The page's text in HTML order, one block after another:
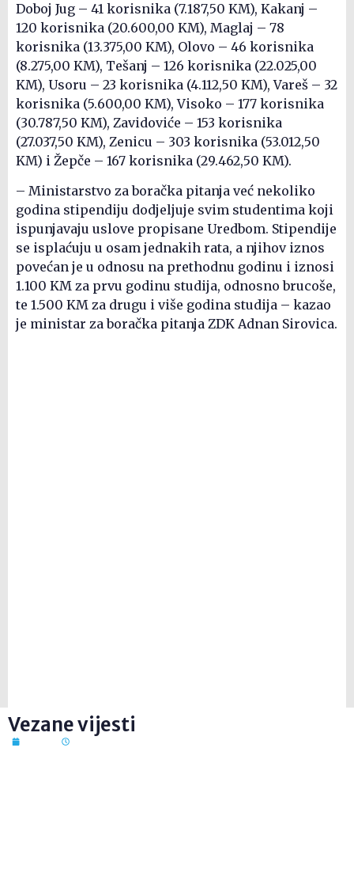
Doboj Jug – 41 korisnika (7.187,50 KM), Kakanj –
120 korisnika (20.600,00 KM), Maglaj – 78
korisnika (13.375,00 KM), Olovo – 46 korisnika
(8.275,00 KM), Tešanj – 126 korisnika (22.025,00
KM), Usoru – 23 korisnika (4.112,50 KM), Vareš – 32
korisnika (5.600,00 KM), Visoko – 177 korisnika
(30.787,50 KM), Zavidoviće – 153 korisnika
(27.037,50 KM), Zenicu – 303 korisnika (53.012,50
KM) i Žepče – 167 korisnika (29.462,50 KM).
– Ministarstvo za boračka pitanja već nekoliko
godina stipendiju dodjeljuje svim studentima koji
ispunjavaju uslove propisane Uredbom. Stipendije
se isplaćuju u osam jednakih rata, a njihov iznos
povećan je u odnosu na prethodnu godinu i iznosi
1.100 KM za prvu godinu studija, odnosno brucoše,
te 1.500 KM za drugu i više godina studija – kazao
je ministar za boračka pitanja ZDK Adnan Sirovica.
Vezane vijesti